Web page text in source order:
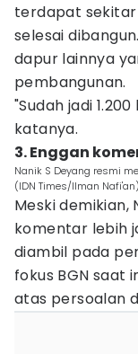
terdapat sekitar
selesai
dapur lainnya
pembangunan.
"Sudah jadi
katanya.
3. Enggan
Nanik S Deyang resmi
(IDN Times/Ilman Nafi'an)
Meski
komentar lebih
diambil pada
fokus BGN saat
atas persoalan